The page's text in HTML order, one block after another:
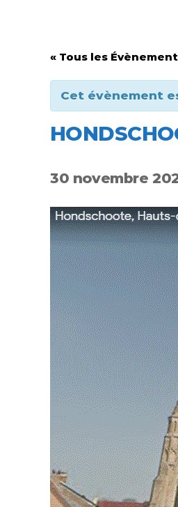
« Tous les
Cet évènement
30 novembre